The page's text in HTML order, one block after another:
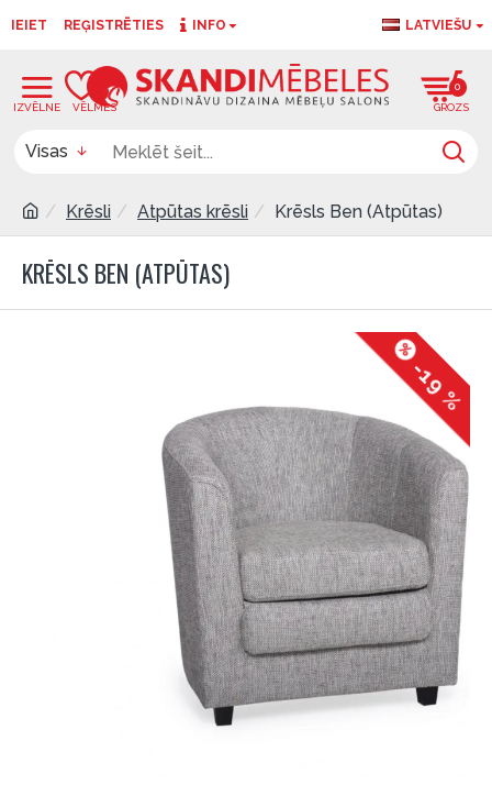
IEIET REĢISTRĒTIES INFO LATVIEŠU
0
Visas
Krēsli Atpūtas krēsli Krēsls Ben (Atpūtas)
KRĒSLS BEN (ATPŪTAS)
-19 %